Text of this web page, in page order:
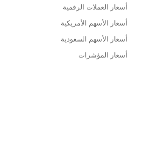
أسعار العملات الرقمية
أسعار الأسهم الأمريكية
أسعار الأسهم السعودية
أسعار المؤشرات